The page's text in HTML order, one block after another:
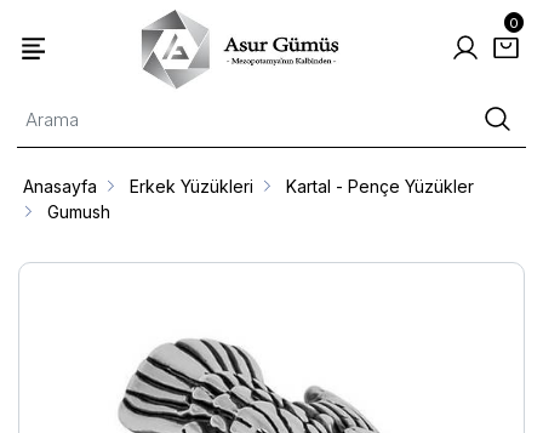
0
Anasayfa Erkek Yüzükleri
Kartal - Pençe Yüzükler
Gumush